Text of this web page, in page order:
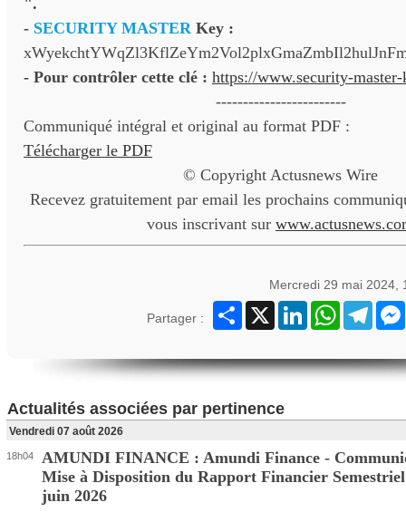
".
- SECURITY MASTERKey :
- Pour contrôler cette clé : https://www.security-master-
------------------------
Communiqué intégral et original au format PDF :
Télécharger le PDF
© Copyright Actusnews Wire
Recevez gratuitement par email les prochains
vous inscrivant sur
Mercredi 29 mai 2024,
Partager :
Partager
X LinkedInWhatsApp
Actualités associées par pertinence
Vendredi 07 août 2026
18h04
AMUNDI FINANCE : Amundi Finance -
Mise à Disposition du Rapport Financier
juin 2026